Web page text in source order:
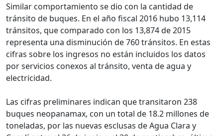
Similar comportamiento se dio con la cantidad de
tránsito de buques. En el año fiscal 2016 hubo 13,114
tránsitos, que comparado con los 13,874 de 2015
representa una disminución de 760 tránsitos. En estas
cifras sobre los ingresos no están incluidos los datos
por servicios conexos al tránsito, venta de agua y
electricidad.
Las cifras preliminares indican que transitaron 238
buques neopanamax, con un total de 18.2 millones de
toneladas, por las nuevas esclusas de Agua Clara y